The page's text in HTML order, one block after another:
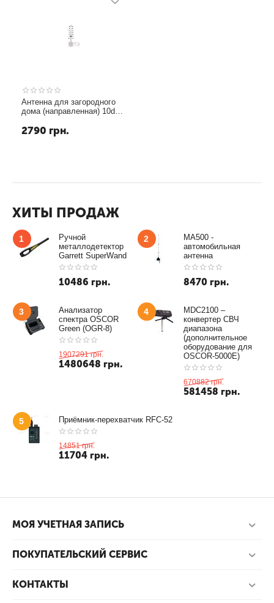
Антенна для загородного
дома (направленная) 10dBi
2790 грн.
ХИТЫ ПРОДАЖ
1
Ручной
металлодетектор
Garrett SuperWand
10486 грн.
2
MA500 -
автомобильная
антенна
8470 грн.
3
Анализатор
спектра OSCOR
Green (OGR-8)
1907291 грн.
1480648 грн.
4
MDC2100 –
конвертер СВЧ
диапазона
(дополнительное
оборудование для
OSCOR-5000E)
670882 грн.
581458 грн.
5 Приёмник-перехватчик RFC-52
14851 грн.
11704 грн.
МОЯ УЧЕТНАЯ ЗАПИСЬ
ПОКУПАТЕЛЬСКИЙ СЕРВИС
КОНТАКТЫ